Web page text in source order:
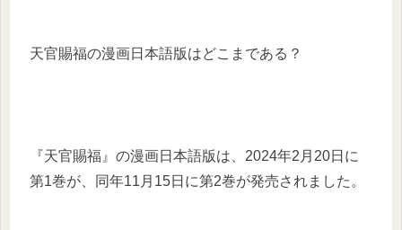
天官賜福の漫画日本語版はどこまである？
『天官賜福』の漫画日本語版は、2024年2月20日に
第1巻が、同年11月15日に第2巻が発売されました。